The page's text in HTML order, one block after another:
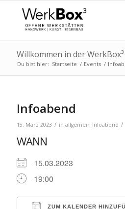
Willkommen in der WerkBox³
Du bist hier: Startseite / Events /
Infoabend
15. März 2023 / in allgemein Infoabend /
WANN
15.03.2023
19:00
ZUM KALENDER